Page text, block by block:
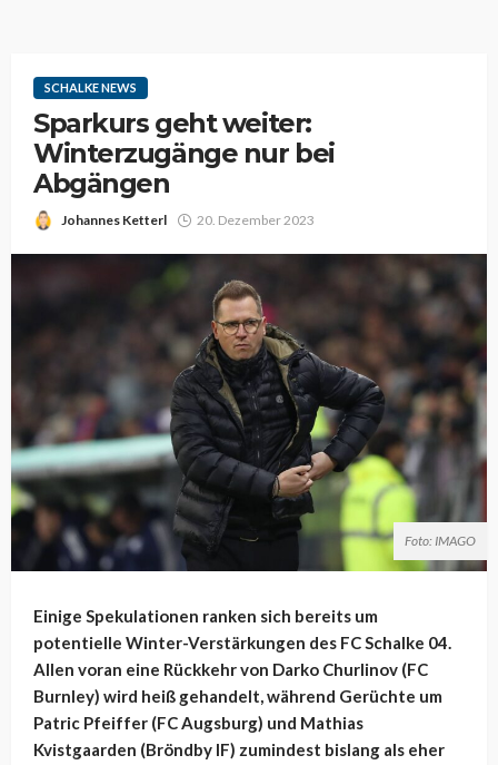
SCHALKE NEWS
Sparkurs geht weiter:
Winterzugänge nur bei
Abgängen
Johannes Ketterl 20. Dezember 2023
Foto: IMAGO
Einige Spekulationen ranken sich bereits um
potentielle Winter-Verstärkungen des FC Schalke 04.
Allen voran eine Rückkehr von Darko Churlinov (FC
Burnley) wird heiß gehandelt, während Gerüchte um
Patric Pfeiffer (FC Augsburg) und Mathias
Kvistgaarden (Bröndby IF) zumindest bislang als eher